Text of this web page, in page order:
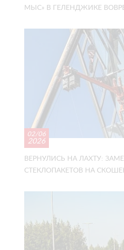
МЫС» В ГЕЛЕНДЖИКЕ
02/06
2026
ВЕРНУЛИСЬ НА ЛАХТУ:
СТЕКЛОПАКЕТОВ НА